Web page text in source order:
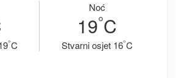
°C
Noć
19°C
Stvarni osjet 16°C